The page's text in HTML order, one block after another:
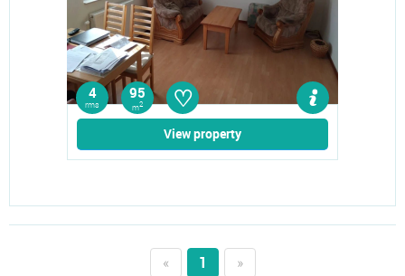
4
rms
95
m2 ♡
View property
« 1
»